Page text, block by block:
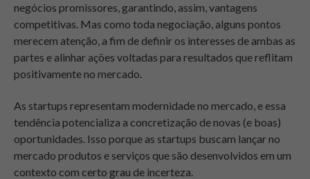
negócios promissores, garantindo, assim, vantagens
competitivas. Mas como toda negociação, alguns pontos
merecem atenção, a fim de definir os interesses de ambas as
partes e alinhar ações voltadas para resultados que reflitam
positivamente no mercado.
As startups representam modernidade no mercado, e essa
tendência potencializa a concretização de novas (e boas)
oportunidades. Isso porque as startups buscam lançar no
mercado produtos e serviços que são desenvolvidos em um
contexto com certo grau de incerteza.